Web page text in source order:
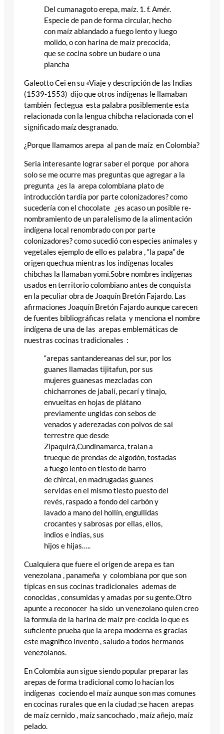
Del cumanagoto erepa, maíz. 1. f. Amér.
Especie de pan de forma circular, hecho
con maíz ablandado a fuego lento y luego
molido, o con harina de maíz precocida,
que se cocina sobre un budare o una
plancha
Galeotto Cei en su «Viaje y descripción de las Indias
(1539-1553) dijo que otros indígenas le llamaban
también fectegua esta palabra posiblemente esta
relacionada con la lengua chibcha relacionada con el
significado maíz desgranado.
¿Porque llamamos arepa al pan de maíz en Colombia?
Seria interesante lograr saber el porque por ahora
solo se me ocurre mas preguntas que agregar a la
pregunta ¿es la arepa colombiana plato de
introducción tardía por parte colonizadores? como
sucedería con el chocolate ¿es acaso un posible re-
nombramiento de un paralelismo de la alimentación
indígena local renombrado con por parte
colonizadores? como sucedió con especies animales y
vegetales ejemplo de ello es palabra , “la papa” de
origen quechua mientras los indígenas locales
chibchas la llamaban yomi.Sobre nombres indígenas
usados en territorio colombiano antes de conquista
en la peculiar obra de Joaquín Bretón Fajardo. Las
afirmaciones Joaquín Bretón Fajardo aunque carecen
de fuentes bibliográficas relata y menciona el nombre
indígena de una de las arepas emblemáticas de
nuestras cocinas tradicionales :
“arepas santandereanas del sur, por los
guanes llamadas tijitafun, por sus
mujeres guanesas mezcladas con
chicharrones de jabalí, pecarí y tinajo,
envueltas en hojas de plátano
previamente ungidas con sebos de
venados y aderezadas con polvos de sal
terrestre que desde
Zipaquirá,Cundinamarca, traían a
trueque de prendas de algodón, tostadas
a fuego lento en tiesto de barro
de chircal, en madrugadas guanes
servidas en el mismo tiesto puesto del
revés, raspado a fondo del carbón y
lavado a mano del hollín, engullidas
crocantes y sabrosas por ellas, ellos,
indios e indias, sus
hijos e hijas…..
Cualquiera que fuere el origen de arepa es tan
venezolana , panameña y colombiana por que son
típicas en sus cocinas tradicionales ademas de
conocidas , consumidas y amadas por su gente.Otro
apunte a reconocer ha sido un venezolano quien creo
la formula de la harina de maíz pre-cocida lo que es
suficiente prueba que la arepa moderna es gracias
este magnifico invento , saludo a todos hermanos
venezolanos.
En Colombia aun sigue siendo popular preparar las
arepas de forma tradicional como lo hacían los
indígenas cociendo el maíz aunque son mas comunes
en cocinas rurales que en la ciudad ;se hacen arepas
de maíz cernido , maíz sancochado , maíz añejo, maíz
pelado.